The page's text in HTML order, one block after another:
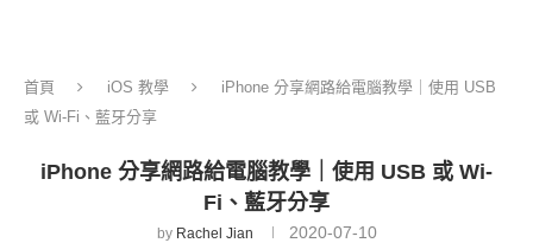
首頁 iOS 教學
iPhone 分享網路給電腦教學｜使用 USB
或 Wi-Fi、藍牙分享
iPhone 分享網路給電腦教學｜使用 USB 或 Wi-
Fi、藍牙分享
by Rachel Jian 2020-07-10